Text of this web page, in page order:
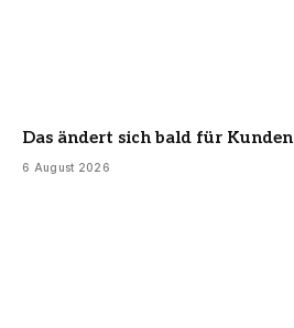
Das ändert sich bald für Kunden
6 August 2026